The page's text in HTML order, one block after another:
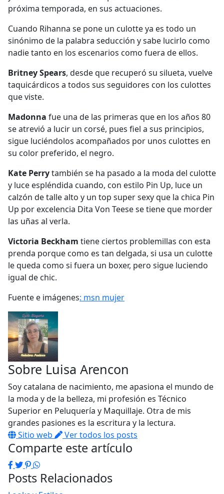
próxima temporada, en sus actuaciones.
Cuando Rihanna se pone un culotte ya es todo un
sinónimo de la palabra seducción y sabe lucirlo como
nadie tanto en los escenarios como fuera de ellos.
Britney Spears, desde que recuperó su silueta, vuelve
taquicárdicos a todos sus seguidores con los culottes
que viste.
Madonna fue una de las primeras que en los años 80
se atrevió a lucir un corsé, pues fiel a sus principios,
sigue luciéndolos acompañados por unos culottes en
su color preferido, el negro.
Kate Perrytambién se ha pasado a la moda del culotte
y luce espléndida cuando, con estilo Pin Up, luce un
calzón de talle alto y un top super sexy que la chica Pin
Up por excelencia Dita Von Teese se tiene que morder
las uñas al verla.
Victoria Beckham tiene ciertos problemillas con esta
prenda porque como es tan delgada, si usa un culotte
le queda como si fuera un boxer, pero sigue luciendo
igual de chic.
Fuente e imágenes: msn mujer
Sobre Luisa Arencon
Soy catalana de nacimiento, me apasiona el mundo de
la moda y de la belleza, mi profesión es Técnico
Superior en Peluquería y Maquillaje. Otra de mis
grandes pasiones es la escritura y la lectura.
Sitio web
Ver todos los posts
Comparte este artículo
Facebook
Twitter
Pinterest
WhatsApp
Posts Relacionados